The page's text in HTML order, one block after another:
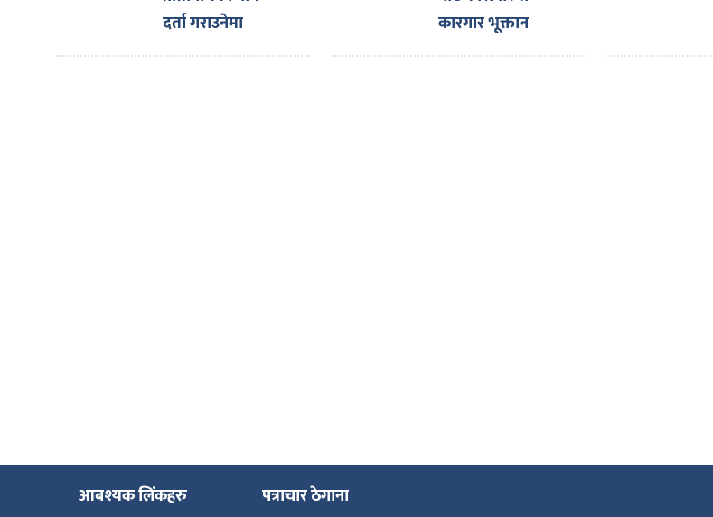
दर्ता गराउनेमा
गण्डकीका २५५,
कारगार भूक्तान
गरेका युनुस अन्सारी
आबश्यक लिंकहरु पत्राचार ठेगाना